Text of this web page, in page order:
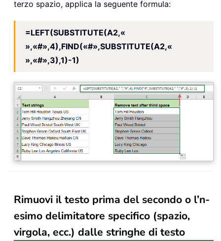
terzo spazio, applica la seguente formula:
=LEFT(SUBSTITUTE(A2,«
»,«#»,4),FIND(«#»,SUBSTITUTE(A2,«
»,«#»,3),1)-1)
Rimuovi il testo prima del secondo o l’n-
esimo delimitatore specifico (spazio,
virgola, ecc.) dalle stringhe di testo